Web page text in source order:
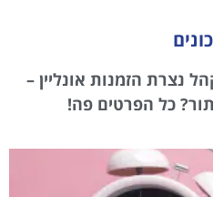
נצרת הזמנות אונליין –
כל הפרטים פה!